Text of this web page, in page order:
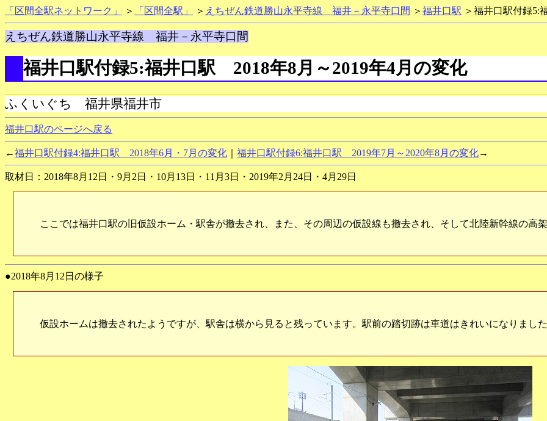
「区間全駅ネットワーク」 ＞ 「区間全駅」 ＞ えちぜん鉄道勝山永平寺線 福井－永平寺口間 ＞ 福井口駅 ＞福井口駅付録5:
えちぜん鉄道勝山永平寺線 福井－永平寺口間
福井口駅付録5:福井口駅 2018年8月～2019年4月の変化
ふくいぐち 福井県福井市
福井口駅のページへ戻る
←福井口駅付録4:福井口駅 2018年6月・7月の変化 福井口駅付録6:福井口駅 2019年7月～2020年8月の変化→
取材日：2018年8月12日・9月2日・10月13日・11月3日・2019年2月24日・4月29日
ここでは福井口駅の旧仮設ホーム・駅舎が撤去され、また、その周辺の仮設線も撤去され、そして北陸新幹線の高
●2018年8月12日の様子
仮設ホームは撤去されたようですが、駅舎は横から見ると残っています。駅前の踏切跡は車道はきれいになりました